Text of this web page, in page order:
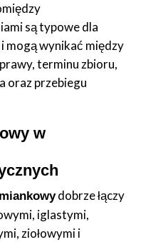
są typowe dla
mogą wynikać między
terminu zbioru,
oraz przebiegu
w
dobrze łączy
iglastymi,
ziołowymi i